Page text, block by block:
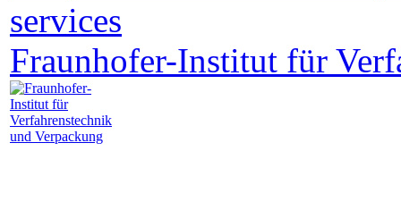
services
Fraunhofer-Institut für